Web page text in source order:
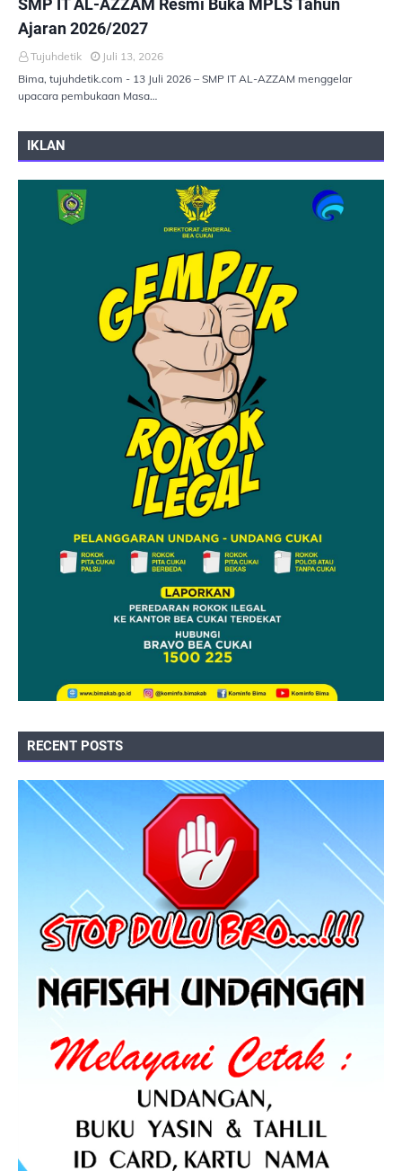
SMP IT AL-AZZAM Resmi Buka MPLS Tahun
Ajaran 2026/2027
Tujuhdetik
Juli 13, 2026
Bima, tujuhdetik.com - 13 Juli 2026 – SMP IT AL-AZZAM menggelar
upacara pembukaan Masa…
IKLAN
RECENT POSTS